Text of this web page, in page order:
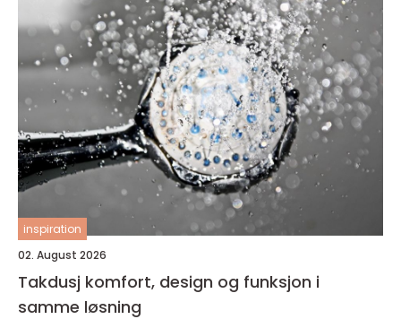
inspiration
02. August 2026
Takdusj komfort, design og funksjon i
samme løsning